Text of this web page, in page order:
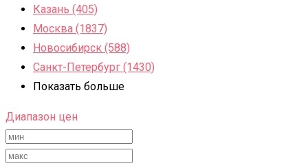
Казань (405)
Москва (1837)
Новосибирск (588)
Санкт-Петербург (1430)
Показать больше
Диапазон цен